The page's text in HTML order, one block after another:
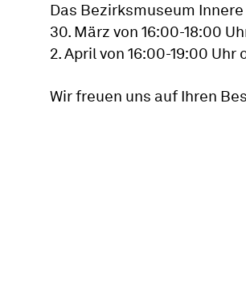
Das Bezirksmuseum
30. März von 16:00-18:00
2. April von 16:00-19:00 Uhr
Wir freuen uns auf Ihren